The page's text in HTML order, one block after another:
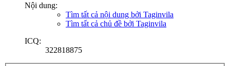
Nội dung:
Tìm tất cả nội dung bởi Taginvila
Tìm tất cả chủ đề bởi Taginvila
ICQ:
322818875